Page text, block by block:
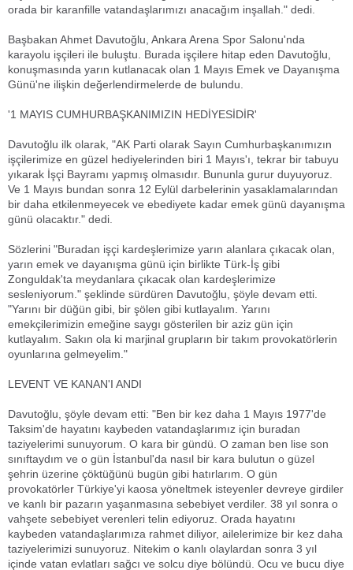
orada bir karanfille vatandaşlarımızı anacağım inşallah." dedi.
Başbakan Ahmet Davutoğlu, Ankara Arena Spor Salonu'nda
karayolu işçileri ile buluştu. Burada işçilere hitap eden Davutoğlu,
konuşmasında yarın kutlanacak olan 1 Mayıs Emek ve Dayanışma
Günü'ne ilişkin değerlendirmelerde de bulundu.
'1 MAYIS CUMHURBAŞKANIMIZIN HEDİYESİDİR'
Davutoğlu ilk olarak, "AK Parti olarak Sayın Cumhurbaşkanımızın
işçilerimize en güzel hediyelerinden biri 1 Mayıs'ı, tekrar bir tabuyu
yıkarak İşçi Bayramı yapmış olmasıdır. Bununla gurur duyuyoruz.
Ve 1 Mayıs bundan sonra 12 Eylül darbelerinin yasaklamalarından
bir daha etkilenmeyecek ve ebediyete kadar emek günü dayanışma
günü olacaktır." dedi.
Sözlerini "Buradan işçi kardeşlerimize yarın alanlara çıkacak olan,
yarın emek ve dayanışma günü için birlikte Türk-İş gibi
Zonguldak'ta meydanlara çıkacak olan kardeşlerimize
sesleniyorum." şeklinde sürdüren Davutoğlu, şöyle devam etti.
"Yarını bir düğün gibi, bir şölen gibi kutlayalım. Yarını
emekçilerimizin emeğine saygı gösterilen bir aziz gün için
kutlayalım. Sakın ola ki marjinal grupların bir takım provokatörlerin
oyunlarına gelmeyelim."
LEVENT VE KANAN'I ANDI
Davutoğlu, şöyle devam etti: "Ben bir kez daha 1 Mayıs 1977'de
Taksim'de hayatını kaybeden vatandaşlarımız için buradan
taziyelerimi sunuyorum. O kara bir gündü. O zaman ben lise son
sınıftaydım ve o gün İstanbul'da nasıl bir kara bulutun o güzel
şehrin üzerine çöktüğünü bugün gibi hatırlarım. O gün
provokatörler Türkiye'yi kaosa yöneltmek isteyenler devreye girdiler
ve kanlı bir pazarın yaşanmasına sebebiyet verdiler. 38 yıl sonra o
vahşete sebebiyet verenleri telin ediyoruz. Orada hayatını
kaybeden vatandaşlarımıza rahmet diliyor, ailelerimize bir kez daha
taziyelerimizi sunuyoruz. Nitekim o kanlı olaylardan sonra 3 yıl
içinde vatan evlatları sağcı ve solcu diye bölündü. Ocu ve bucu diye